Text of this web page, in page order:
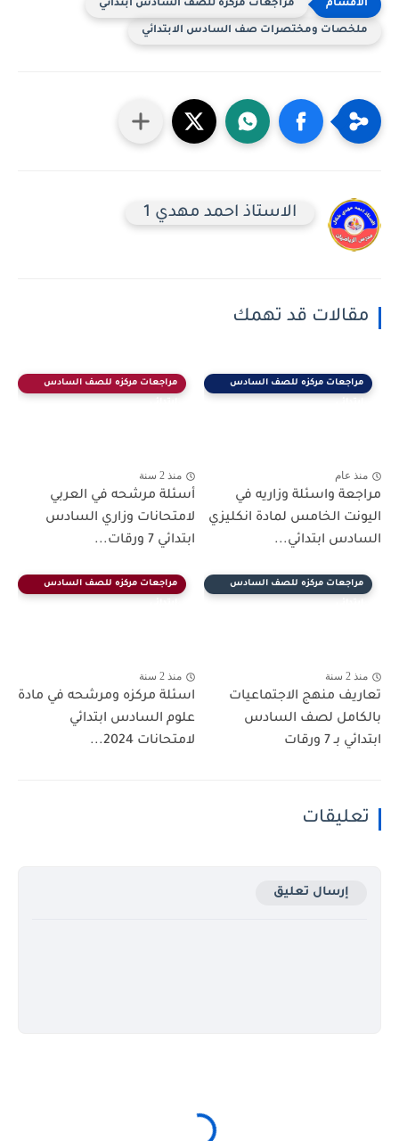
مراجعات مركزه للصف السادس ابتدائي
ملخصات ومختصرات صف السادس الابتدائي
الاستاذ احمد مهدي 1
مقالات قد تهمك
مراجعات مركزه للصف السادس
منذ عام
مراجعة واسئلة وزاريه في
اليونت الخامس لمادة انكليزي
السادس ابتدائي...
مراجعات مركزه للصف السادس
منذ 2 سنة
أسئلة مرشحه في العربي
لامتحانات وزاري السادس
ابتدائي 7 ورقات...
مراجعات مركزه للصف السادس
منذ 2 سنة
تعاريف منهج الاجتماعيات
بالكامل لصف السادس
ابتدائي بـ 7 ورقات
مراجعات مركزه للصف السادس
منذ 2 سنة
اسئلة مركزه ومرشحه في مادة
علوم السادس ابتدائي
لامتحانات 2024...
تعليقات
إرسال تعليق